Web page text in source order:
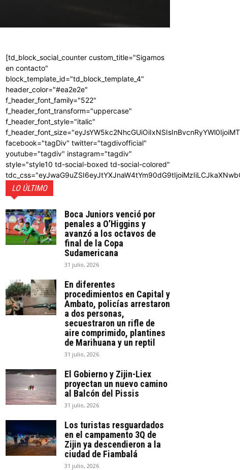
[td_block_social_counter custom_title="Sigamos
en contacto"
block_template_id="td_block_template_4"
header_color="#ea2e2e"
f_header_font_family="522"
f_header_font_transform="uppercase"
f_header_font_style="italic"
facebook="tagDiv" twitter="tagdivofficial"
youtube="tagdiv" instagram="tagdiv"
style="style10 td-social-boxed td-social-colored"
LO ÚLTIMO
Boca Juniors venció por
penales a O’Higgins y
avanzó a los octavos de
final de la Copa
Sudamericana
31 julio, 2026
En diferentes
procedimientos en Capital y
Ambato, policías arrestaron
a dos personas,
secuestraron un rifle de
aire comprimido, plantines
de Marihuana y un reptil
31 julio, 2026
El Gobierno y Zijin-Liex
proyectan un nuevo camino
al Balcón del Pissis
31 julio, 2026
Los turistas resguardados
en el campamento 3Q de
Zijin ya descendieron a la
ciudad de Fiambalá
31 julio, 2026